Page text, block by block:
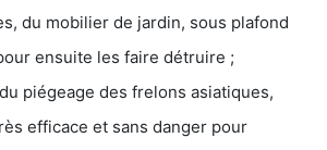
du mobilier de jardin, sous plafond
ensuite les faire détruire ;
piégeage des frelons asiatiques,
efficace et sans danger pour